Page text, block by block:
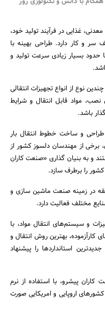
غذایی در فرآیند تولید خود،
سر و کار دارد. طراحی بهینه با
حدود بسیار زیادی سرعت تولید و
نوع از انواع تجهیزات انتقالی
مواد قابل انتقال و شرایط
باشد.
و ساخت خطوط انتقال بار
برخی از مهندسان دلسوز کشور از
و به بنیان گذاری «صنعت کاران
را برطرف سازد.
در زمینه صنعت ماشین سازی و
مختلف فعالیت دارد.
و سیستم‌های انتقال مواد، با
بهترین روش انتقال و
استانداردها را پیشنهاد
پیشرو، با استفاده از نرم
اروپایی و امریکایی صورت